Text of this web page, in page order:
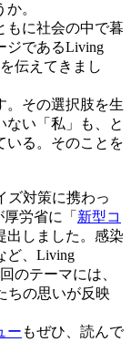
。
に社会の中で暮
ジであるLiving
伝えてきまし
。その選択肢を生
ない「私」も、と
いる。そのことを
対策に携わっ
労省に「 新型コ
出しました。感染
ど、Living
のテーマには、
ちの思いが反映
ー もぜひ、読んで